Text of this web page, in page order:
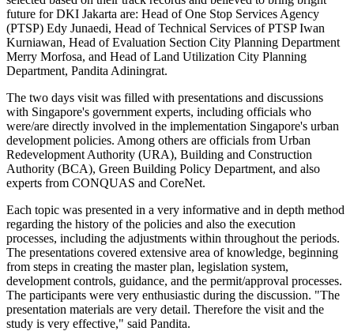
future for DKI Jakarta are: Head of One Stop Services Agency
(PTSP) Edy Junaedi, Head of Technical Services of PTSP Iwan
Kurniawan, Head of Evaluation Section City Planning Department
Merry Morfosa, and Head of Land Utilization City Planning
Department, Pandita Adiningrat.
The two days visit was filled with presentations and discussions
with Singapore's government experts, including officials who
were/are directly involved in the implementation Singapore's urban
development policies. Among others are officials from Urban
Redevelopment Authority (URA), Building and Construction
Authority (BCA), Green Building Policy Department, and also
experts from CONQUAS and CoreNet.
Each topic was presented in a very informative and in depth method
regarding the history of the policies and also the execution
processes, including the adjustments within throughout the periods.
The presentations covered extensive area of knowledge, beginning
from steps in creating the master plan, legislation system,
development controls, guidance, and the permit/approval processes.
The participants were very enthusiastic during the discussion. "The
presentation materials are very detail. Therefore the visit and the
study is very effective," said Pandita.